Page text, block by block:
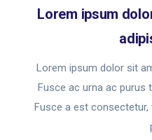
Lorem ipsum
Lorem ipsum dolor sit
Fusce ac urna ac purus
Fusce a est